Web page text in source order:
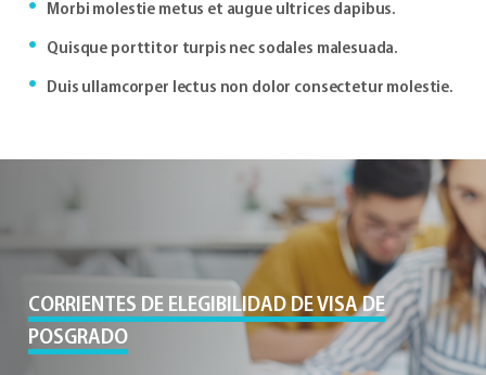
Morbi molestie metus et augue ultrices dapibus.
Quisque porttitor turpis nec sodales malesuada.
Duis ullamcorper lectus non dolor consectetur molestie.
CORRIENTES DE ELEGIBILIDAD DE VISA DE
POSGRADO